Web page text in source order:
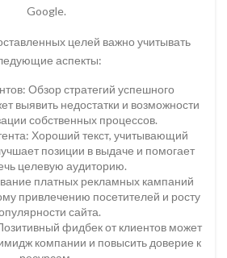
Google.
целей важно учитывать
аспекты:
Обзор стратегий успешного
выявить недостатки и возможности
собственных процессов.
Хороший текст, учитывающий
позиции в выдаче и помогает
целевую аудиторию.
платных рекламных кампаний
привлечению посетителей и росту
сайта.
фидбек от клиентов может
компании и повысить доверие к